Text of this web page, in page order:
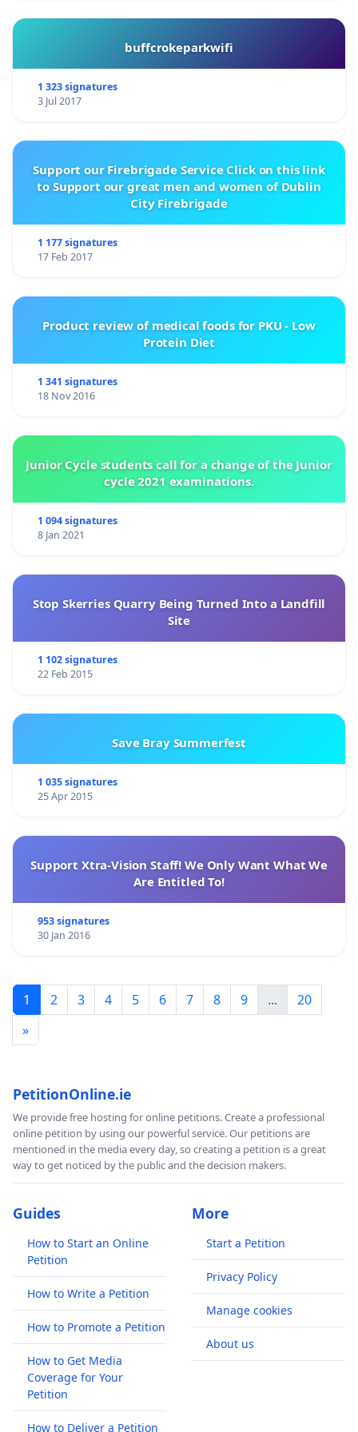
buffcrokeparkwifi
1 323 signatures
3 Jul 2017
Support our Firebrigade Service Click on this link
to Support our great men and women of Dublin
City Firebrigade
1 177 signatures
17 Feb 2017
Product review of medical foods for PKU - Low
Protein Diet
1 341 signatures
18 Nov 2016
Junior Cycle students call for a change of the Junior
cycle 2021 examinations.
1 094 signatures
8 Jan 2021
Stop Skerries Quarry Being Turned Into a Landfill
Site
1 102 signatures
22 Feb 2015
Save Bray Summerfest
1 035 signatures
25 Apr 2015
Support Xtra-Vision Staff! We Only Want What We
Are Entitled To!
953 signatures
30 Jan 2016
1 2 3 4 5 6 7 8 9 ...
20
»
PetitionOnline.ie
We provide free hosting for online petitions. Create a professional
online petition by using our powerful service. Our petitions are
mentioned in the media every day, so creating a petition is a great
way to get noticed by the public and the decision makers.
Guides
How to Start an Online
Petition
How to Write a Petition
How to Promote a Petition
How to Get Media
Coverage for Your
Petition
How to Deliver a Petition
More
Start a Petition
Privacy Policy
Manage cookies
About us